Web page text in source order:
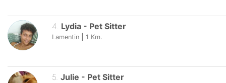
4 Lydia - Pet Sitter
Lamentin 1 Km.
5 Julie - Pet Sitter